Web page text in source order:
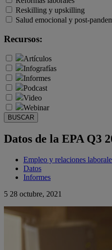
Reskilling y upskilling
Salud emocional y post-
Recursos:
Artículos
Infografías
Informes
Podcast
Video
Webinar
BUSCAR
Datos de la EPA Q3
Empleo y relaciones
Datos
Informes
5 28 octubre, 2021